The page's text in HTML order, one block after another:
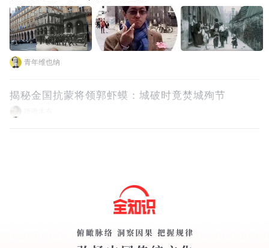
青年维也纳
揭秘金国抗蒙将领郭虾蟆：城破时竟焚城殉节